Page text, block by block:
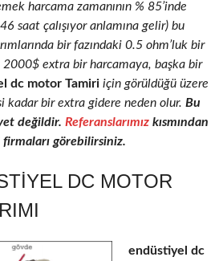
harcama zamanının % 85’inde
saat çalışıyor anlamına gelir) bu
bir fazındaki 0.5 ohm’luk bir
2000$ extra bir harcamaya, başka bir
dc motor Tamiri için görüldüğü üzere
kadar bir extra gidere neden olur. Bu
değildir. Referanslarımız kısmından
görebilirsiniz.
DC MOTOR
endüstiyel dc